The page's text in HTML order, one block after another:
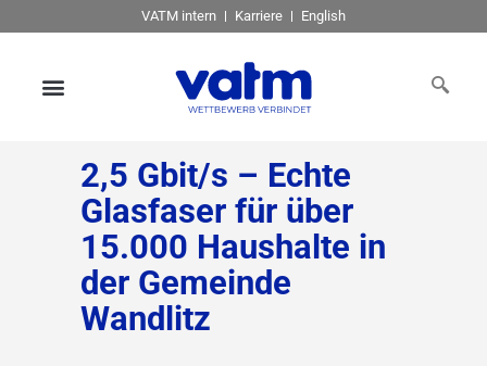
VATM intern Karriere English
2,5 Gbit/s – Echte
Glasfaser für über
15.000 Haushalte in
der Gemeinde
Wandlitz